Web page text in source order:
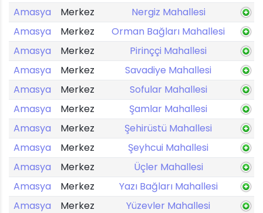
Amasya
Merkez
Nergiz Mahallesi
Amasya
Merkez
Orman Bağları Mahallesi
Amasya
Merkez
Pirinççi Mahallesi
Amasya
Merkez
Savadiye Mahallesi
Amasya
Merkez
Sofular Mahallesi
Amasya
Merkez
Şamlar Mahallesi
Amasya
Merkez
Şehirüstü Mahallesi
Amasya
Merkez
Şeyhcui Mahallesi
Amasya
Merkez
Üçler Mahallesi
Amasya
Merkez
Yazı Bağları Mahallesi
Amasya
Merkez Yüzevler Mahallesi